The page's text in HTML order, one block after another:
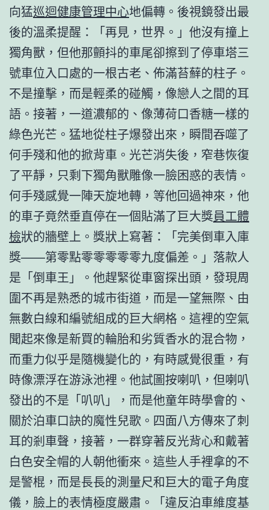
向猛巡迴健康管理中心地偏轉。後視鏡發出最
後的溫柔提醒：「再見，世界。」他沒有撞上
獨角獸，但他那顫抖的車尾卻擦到了停車塔三
號車位入口處的一根古老、佈滿苔蘚的柱子。
不是撞擊，而是輕柔的碰觸，像戀人之間的耳
語。接著，一道濃郁的、像薄荷口香糖一樣的
綠色光芒。猛地從柱子爆發出來，瞬間吞噬了
何手殘和他的掀背車。光芒消失後，窄巷恢復
了平靜，只剩下獨角獸雕像一臉困惑的表情。
何手殘感覺一陣天旋地轉，等他回過神來，他
的車子竟然垂直停在一個貼滿了巨大獎員工體
檢狀的牆壁上。獎狀上寫著：「完美倒車入庫
獎——第零點零零零零零九度偏差。」落款人
是「倒車王」。他趕緊從車窗探出頭，發現周
圍不再是熟悉的城市街道，而是一望無際、由
無數白線和編號組成的巨大網格。這裡的空氣
聞起來像是新買的輪胎和劣質香水的混合物，
而重力似乎是隨機變化的，有時感覺很重，有
時像漂浮在游泳池裡。他試圖按喇叭，但喇叭
發出的不是「叭叭」，而是他童年時學會的、
關於泊車口訣的魔性兒歌。四面八方傳來了刺
耳的剎車聲，接著，一群穿著反光背心和戴著
白色安全帽的人朝他衝來。這些人手裡拿的不
是警棍，而是長長的測量尺和巨大的電子角度
儀，臉上的表情極度嚴肅。「違反泊車維度基